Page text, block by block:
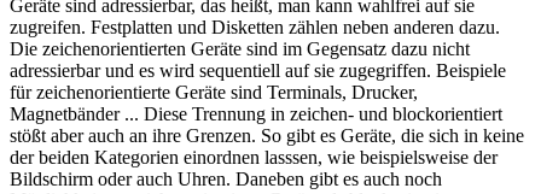
Geräte sind adressierbar, das heißt, man kann wahlfrei auf sie
zugreifen. Festplatten und Disketten zählen neben anderen dazu.
Die zeichenorientierten Geräte sind im Gegensatz dazu nicht
adressierbar und es wird sequentiell auf sie zugegriffen. Beispiele
für zeichenorientierte Geräte sind Terminals, Drucker,
Magnetbänder ... Diese Trennung in zeichen- und blockorientiert
stößt aber auch an ihre Grenzen. So gibt es Geräte, die sich in keine
der beiden Kategorien einordnen lasssen, wie beispielsweise der
Bildschirm oder auch Uhren. Daneben gibt es auch noch